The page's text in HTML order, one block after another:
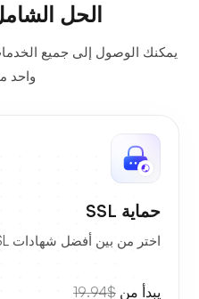
الحل
يمكنك الوصول إلى جميع
واحد
حماية SSL
اختر من بين أفضل شهادات SSL لتأمين بيانات موقعك.
يبدأ من $19.94